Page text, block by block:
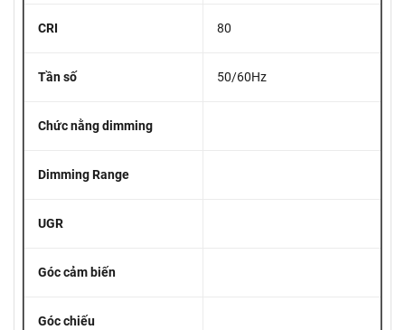
CRI 80
Tần số 50/60Hz
Chức nằng dimming
Dimming Range
UGR
Góc cảm biến
Góc chiếu